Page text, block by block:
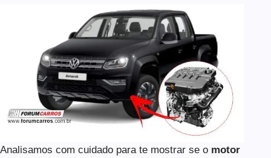
Analisamos com cuidado para te mostrar se o motor